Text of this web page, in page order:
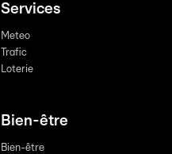
Services
Meteo
Trafic
Loterie
Bien-être
Bien-être